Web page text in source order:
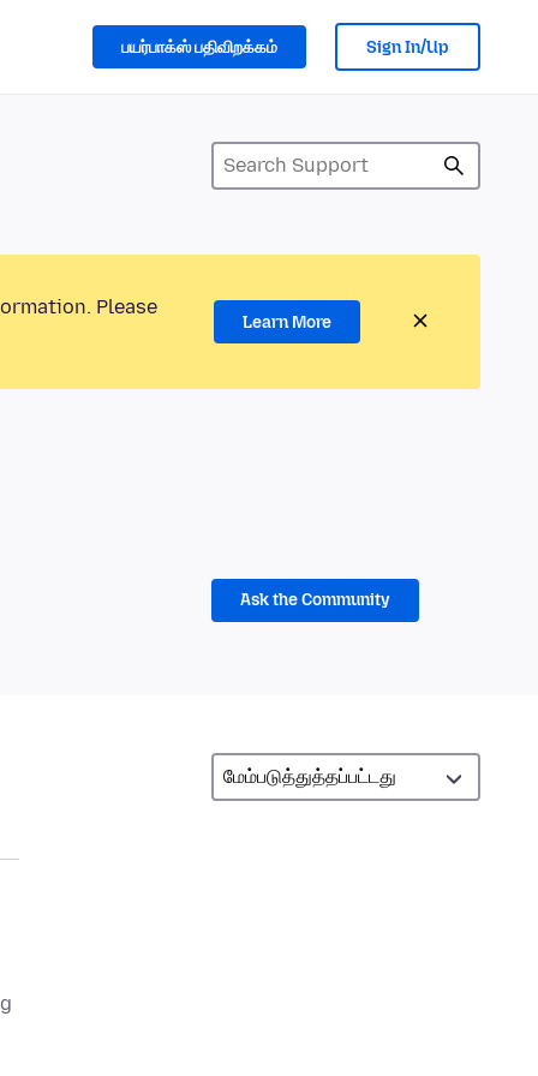
பயர்பாக்ஸ் பதிவிறக்கம் Sign In/Up
Please
Learn More
Ask the Community